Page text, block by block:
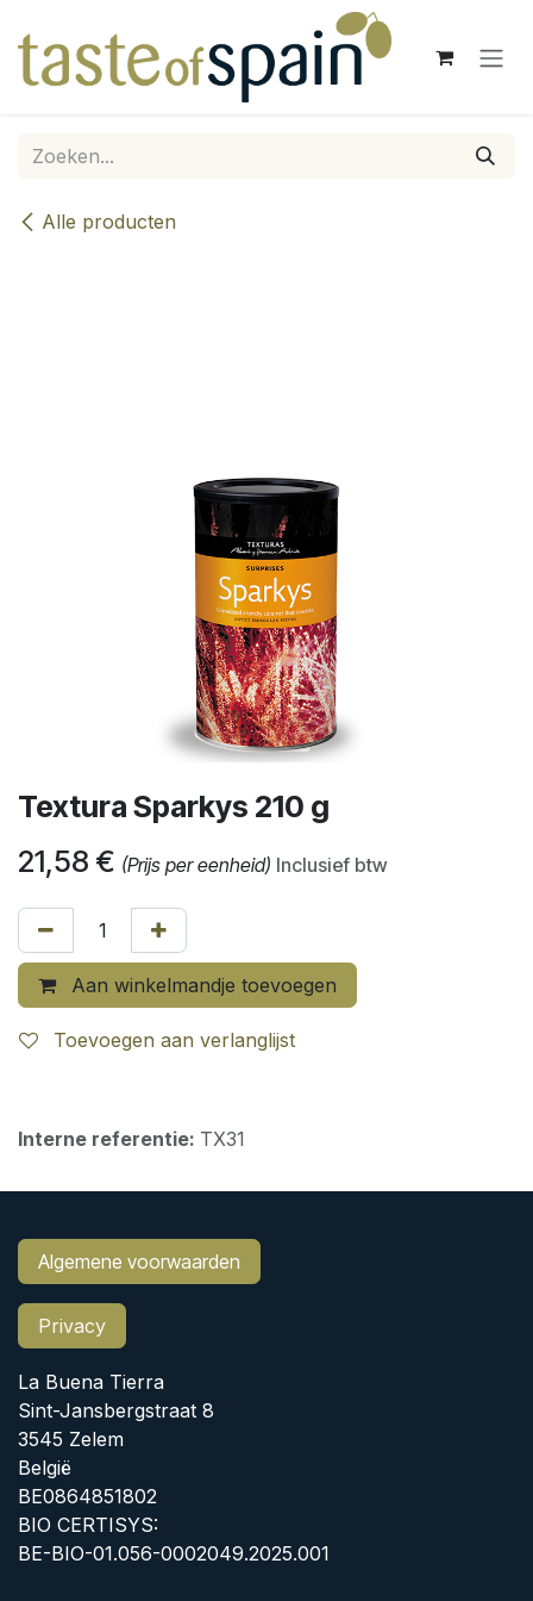
Alle producten
Textura Sparkys 210 g
21,58 € (Prijs per eenheid) Inclusief btw
Aan winkelmandje toevoegen
Toevoegen aan verlanglijst
Interne referentie: TX31
Algemene voorwaarden
Privacy
La Buena Tierra
Sint-Jansbergstraat 8
3545 Zelem
België
BE0864851802
BIO CERTISYS:
BE-BIO-01.056-0002049.2025.001